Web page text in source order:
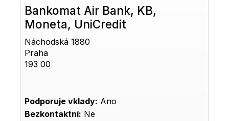
Bankomat Air Bank, KB,
Moneta, UniCredit
Náchodská 1880
Praha
193 00
Podporuje vklady: Ano
Bezkontaktní: Ne